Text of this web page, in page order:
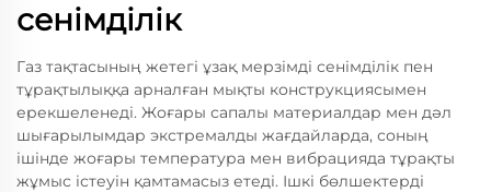
сенімділік
Газ тақтасының жетегі ұзақ мерзімді сенімділік пен
тұрақтылыққа арналған мықты конструкциясымен
ерекшеленеді. Жоғары сапалы материалдар мен дәл
шығарылымдар экстремалды жағдайларда, соның
ішінде жоғары температура мен вибрацияда тұрақты
жұмыс істеуін қамтамасыз етеді. Ішкі бөлшектерді